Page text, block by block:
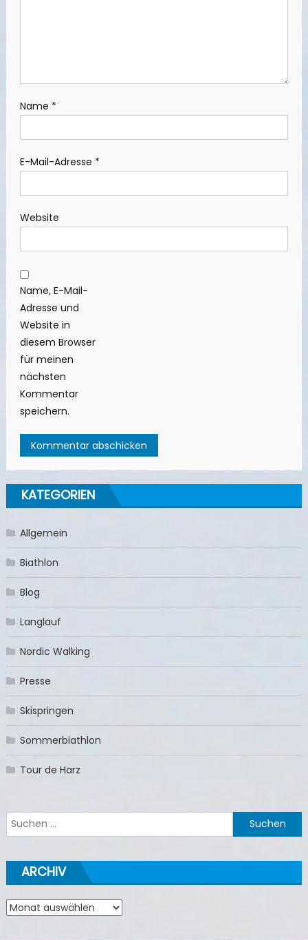
Name *
E-Mail-Adresse *
Website
Name, E-Mail-
Adresse und
Website in
diesem Browser
für meinen
nächsten
Kommentar
speichern.
KATEGORIEN
Allgemein
Biathlon
Blog
Langlauf
Nordic Walking
Presse
Skispringen
Sommerbiathlon
Tour de Harz
Suchen
nach:
ARCHIV
Archiv